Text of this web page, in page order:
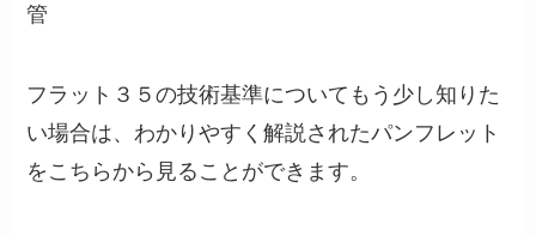
管
フラット３５の技術基準についてもう少し知りた
い場合は、わかりやすく解説されたパンフレット
をこちらから見ることができます。